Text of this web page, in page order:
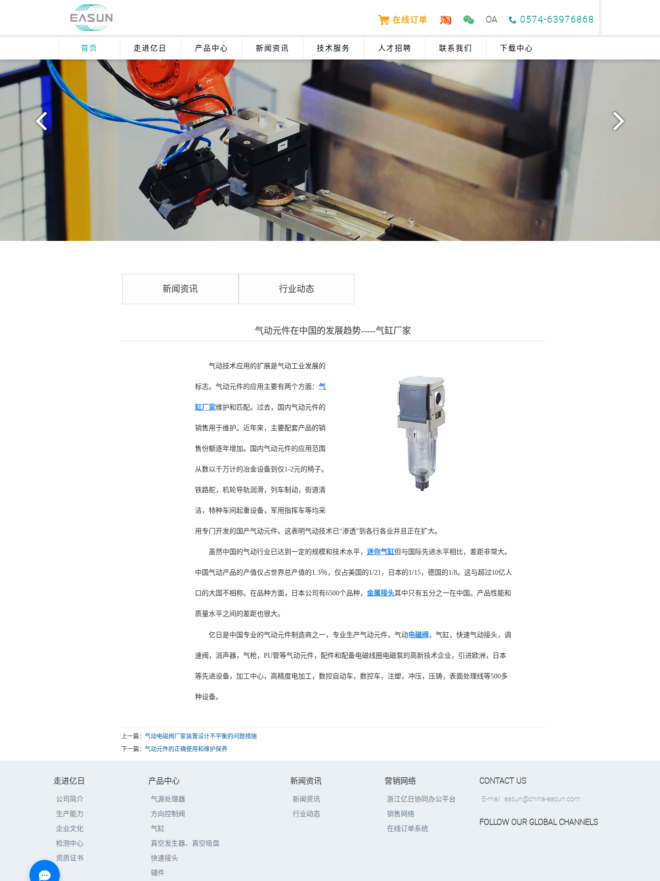
在线订单 OA 0574-63976868
首页 走进亿日 产品中心 新闻资讯 技术服务 人才招聘 联系我们 下载中心
新闻资讯 行业动态
气动元件在中国的发展趋势-----气缸厂家
气动技术应用的扩展是气动工业发展的
标志。气动元件的应用主要有两个方面： 气
缸厂家维护和匹配。过去，国内气动元件的
销售用于维护。近年来，主要配套产品的销
售份额逐年增加。国内气动元件的应用范围
从数以千万计的冶金设备到仅1-2元的椅子。
铁路舵，机轮导轨润滑，列车制动，街道清
洁，特种车间起重设备，军用指挥车等均采
用专门开发的国产气动元件。这表明气动技术已“渗透”到各行各业并且正在扩大。
虽然中国的气动行业已达到一定的规模和技术水平， 迷你气缸但与国际先进水平相比，差距非常大。
中国气动产品的产值仅占世界总产值的1.3％，仅占美国的1/21，日本的1/15，德国的1/8。这与超过10亿人
口的大国不相称。在品种方面，日本公司有6500个品种， 金属接头其中只有五分之一在中国。产品性能和
质量水平之间的差距也很大。
亿日 是中国专业的气动元件制造商之一，专业生产气动元件，气动电磁阀 ，气缸，快速气动接头，调
速阀，消声器，气枪，PU管等气动元件，配件和配备电磁线圈电磁泵的高新技术企业，引进欧洲，日本
等先进设备，加工中心，高精度电加工，数控自动车，数控车，注塑，冲压，压铸，表面处理线等500多
种设备。
上一篇： 气动电磁阀厂家装置设计不平衡的问题措施
下一篇： 气动元件的正确使用和维护保养
走进亿日
公司简介
生产能力
企业文化
检测中心
资质证书
产品中心
气源处理器
方向控制阀
气缸
真空发生器、真空吸盘
快速接头
辅件
新闻资讯
新闻资讯
行业动态
营销网络
浙江亿日协同办公平台
销售网络
在线订单系统
CONTACT US
E-mail : easun@china-easun.com
FOLLOW OUR GLOBAL CHANNELS